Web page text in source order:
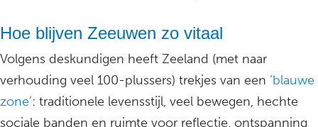
Hoe blijven Zeeuwen zo vitaal
Volgens deskundigen heeft Zeeland (met naar
verhouding veel 100-plussers) trekjes van een ’blauwe
zone’: traditionele levensstijl, veel bewegen, hechte
sociale banden en ruimte voor reflectie, ontspanning